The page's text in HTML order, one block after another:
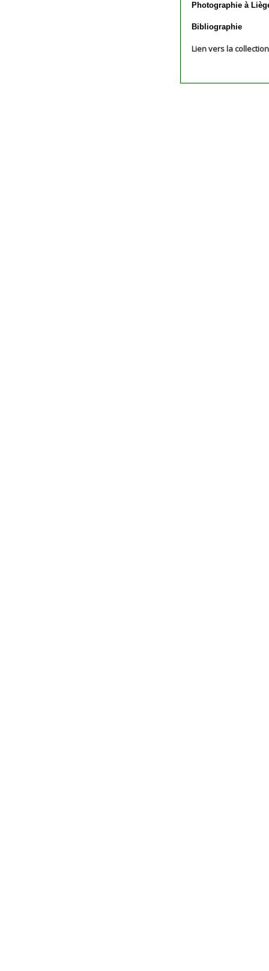
Photographie à
Bibliographie
Lien vers la